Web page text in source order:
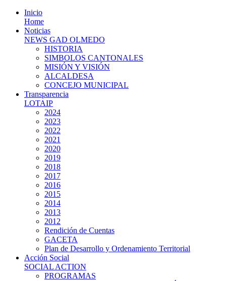
Inicio
Home
Noticias
NEWS GAD OLMEDO
HISTORIA
SIMBOLOS CANTONALES
MISIÓN Y VISIÓN
ALCALDESA
CONCEJO MUNICIPAL
Transparencia
LOTAIP
2024
2023
2022
2021
2020
2019
2018
2017
2016
2015
2014
2013
2012
Rendición de Cuentas
GACETA
Plan de Desarrollo y Ordenamiento Territorial
Acción Social
SOCIAL ACTION
PROGRAMAS